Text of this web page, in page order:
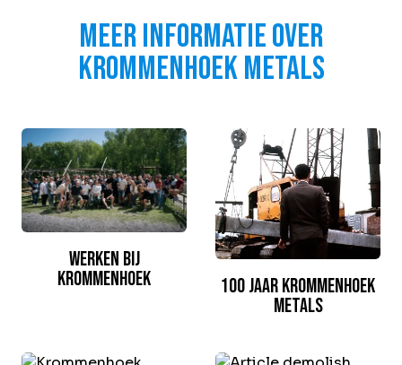
Meer informatie over
Krommenhoek Metals
Werken bij
Krommenhoek
100 jaar Krommenhoek
Metals